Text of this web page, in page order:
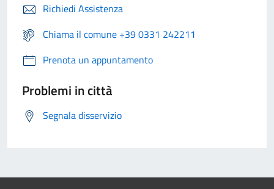
Richiedi Assistenza
Chiama il comune +39 0331 242211
Prenota un appuntamento
Problemi in città
Segnala disservizio